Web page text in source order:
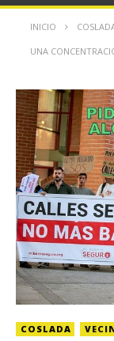
INICIO
UNA
COSLADA